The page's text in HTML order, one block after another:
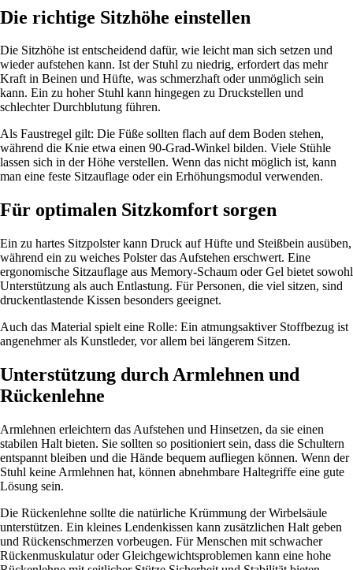
Die richtige Sitzhöhe einstellen
Die Sitzhöhe ist entscheidend dafür, wie leicht man sich setzen und
wieder aufstehen kann. Ist der Stuhl zu niedrig, erfordert das mehr
Kraft in Beinen und Hüfte, was schmerzhaft oder unmöglich sein
kann. Ein zu hoher Stuhl kann hingegen zu Druckstellen und
schlechter Durchblutung führen.
Als Faustregel gilt: Die Füße sollten flach auf dem Boden stehen,
während die Knie etwa einen 90-Grad-Winkel bilden. Viele Stühle
lassen sich in der Höhe verstellen. Wenn das nicht möglich ist, kann
man eine feste Sitzauflage oder ein Erhöhungsmodul verwenden.
Für optimalen Sitzkomfort sorgen
Ein zu hartes Sitzpolster kann Druck auf Hüfte und Steißbein ausüben,
während ein zu weiches Polster das Aufstehen erschwert. Eine
ergonomische Sitzauflage aus Memory-Schaum oder Gel bietet sowohl
Unterstützung als auch Entlastung. Für Personen, die viel sitzen, sind
druckentlastende Kissen besonders geeignet.
Auch das Material spielt eine Rolle: Ein atmungsaktiver Stoffbezug ist
angenehmer als Kunstleder, vor allem bei längerem Sitzen.
Unterstützung durch Armlehnen und
Rückenlehne
Armlehnen erleichtern das Aufstehen und Hinsetzen, da sie einen
stabilen Halt bieten. Sie sollten so positioniert sein, dass die Schultern
entspannt bleiben und die Hände bequem aufliegen können. Wenn der
Stuhl keine Armlehnen hat, können abnehmbare Haltegriffe eine gute
Lösung sein.
Die Rückenlehne sollte die natürliche Krümmung der Wirbelsäule
unterstützen. Ein kleines Lendenkissen kann zusätzlichen Halt geben
und Rückenschmerzen vorbeugen. Für Menschen mit schwacher
Rückenmuskulatur oder Gleichgewichtsproblemen kann eine hohe